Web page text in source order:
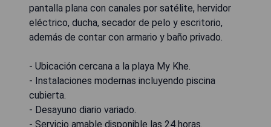
pantalla plana con canales por satélite, hervidor
eléctrico, ducha, secador de pelo y escritorio,
además de contar con armario y baño privado.
- Ubicación cercana a la playa My Khe.
- Instalaciones modernas incluyendo piscina
cubierta.
- Desayuno diario variado.
- Servicio amable disponible las 24 horas.